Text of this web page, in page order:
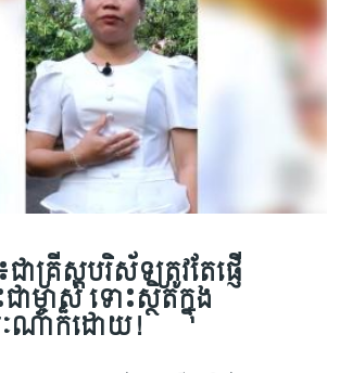
គ្រីស្តបរិស័ទត្រូវតែផ្ញើ
ាម្ចាស់ ទោះស្ថិតក្នុង
ៈណាក៏ដោយ!